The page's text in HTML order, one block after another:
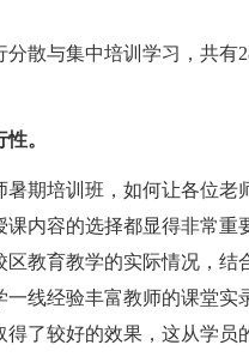
与集中培训学习，共有
。
培训班，如何让各位老
内容的选择都显得非常重
教育教学的实际情况，结
线经验丰富教师的课堂实
了较好的效果，这从学员